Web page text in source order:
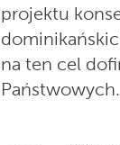
projektu
na ten cel
Państwowych.